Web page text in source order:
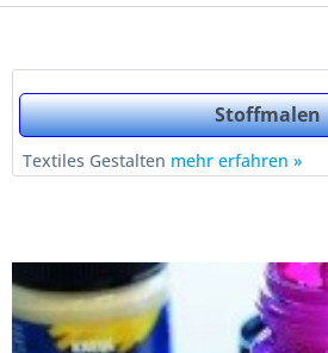
Stoffmalen
Textiles Gestalten mehr erfahren »